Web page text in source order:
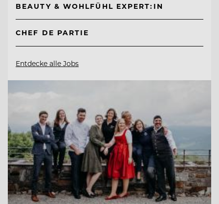
BEAUTY & WOHLFÜHL EXPERT:IN
CHEF DE PARTIE
Entdecke alle Jobs